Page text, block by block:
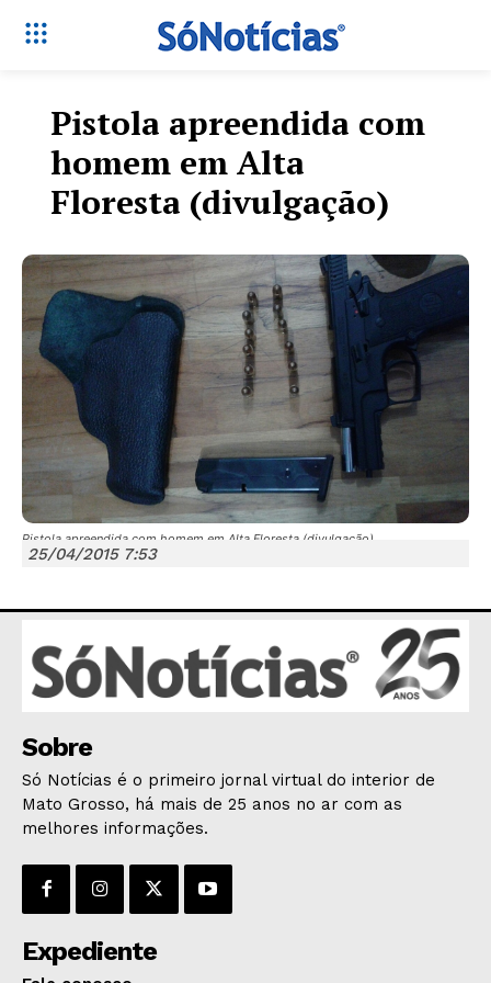
Só Notícias
HOME
POLÍTICA
POLÍCIA
ECONOMIA
OPINIÃO
GERAL
EDUCAÇÃO
Pistola apreendida com
homem em Alta
Floresta (divulgação)
Pistola apreendida com homem em Alta Floresta (divulgação)
25/04/2015 7:53
Sobre
Só Notícias é o primeiro jornal virtual do interior de
Mato Grosso, há mais de 25 anos no ar com as
melhores informações.
Expediente